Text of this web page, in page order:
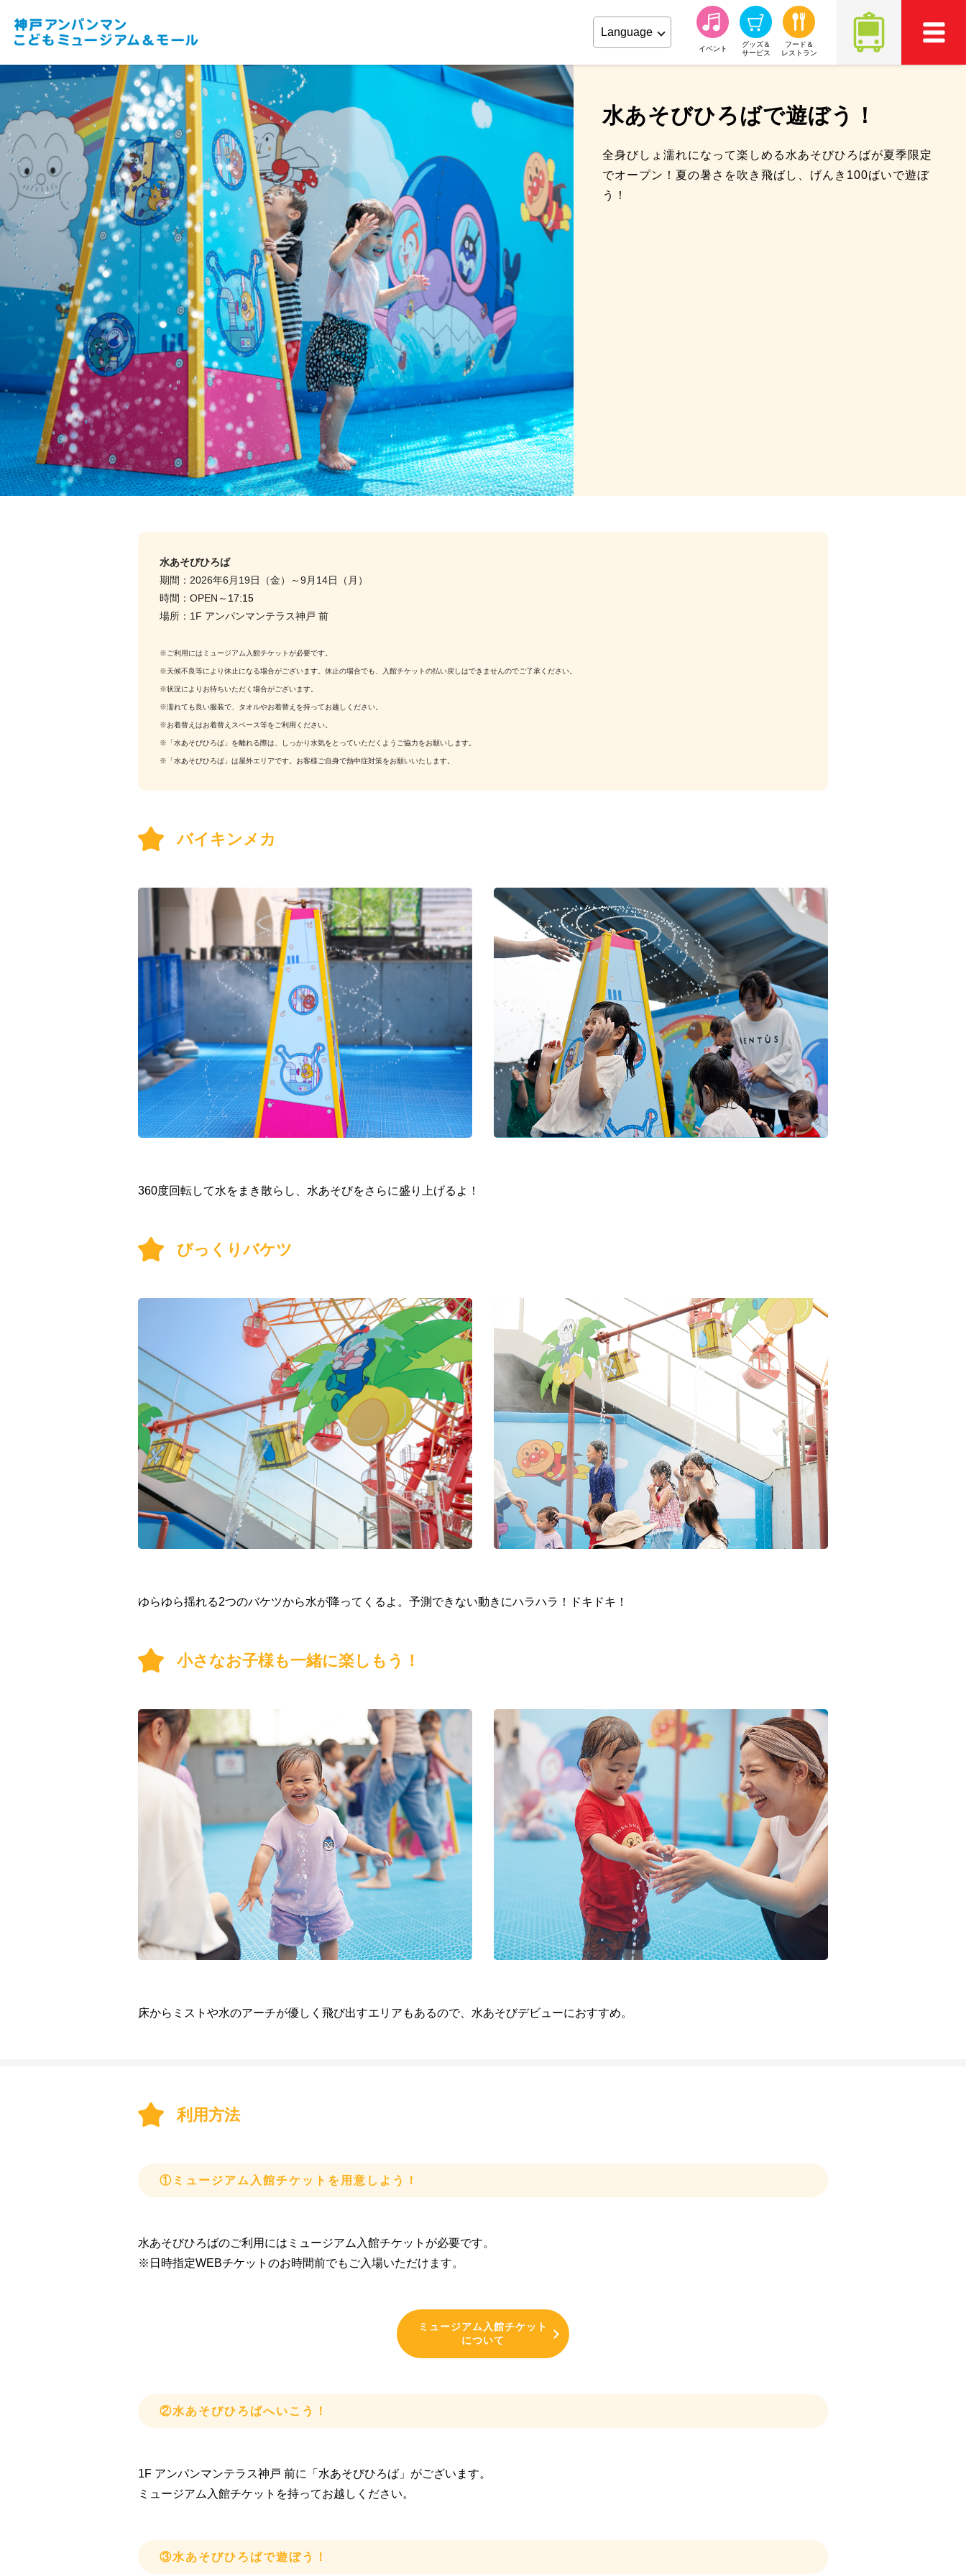
イベント
グッズ＆
サービス
フード＆
レストラン
水あそびひろばで遊ぼう！
全身びしょ濡れになって楽しめる水あそびひろばが夏季限定
でオープン！夏の暑さを吹き飛ばし、げんき100ばいで遊ぼ
う！
水あそびひろば
期間：2026年6月19日（金）～9月14日（月）
時間：OPEN～ 17:15
場所：1F アンパンマンテラス神戸 前
※ご利用にはミュージアム入館チケットが必要です。
※天候不良等により休止になる場合がございます。休止の場合でも、入館チケットの払い戻しはできませんのでご了承ください。
※状況によりお待ちいただく場合がございます。
※濡れても良い服装で、タオルやお着替えを持ってお越しください。
※お着替えはお着替えスペース等をご利用ください。
※「水あそびひろば」を離れる際は、しっかり水気をとっていただくようご協力をお願いします。
※「水あそびひろば」は屋外エリアです。お客様ご自身で熱中症対策をお願いいたします。
バイキンメカ
360度回転して水をまき散らし、水あそびをさらに盛り上げるよ！
びっくりバケツ
ゆらゆら揺れる2つのバケツから水が降ってくるよ。予測できない動きにハラハラ！ドキドキ！
小さなお子様も一緒に楽しもう！
床からミストや水のアーチが優しく飛び出すエリアもあるので、水あそびデビューにおすすめ。
利用方法
①ミュージアム入館チケットを用意しよう！
水あそびひろばのご利用にはミュージアム入館チケットが必要です。
※日時指定WEBチケットのお時間前でもご入場いただけます。
ミュージアム入館チケット
について
②水あそびひろばへいこう！
1F アンパンマンテラス神戸 前に「水あそびひろば」がございます。
ミュージアム入館チケットを持ってお越しください。
③水あそびひろばで遊ぼう！